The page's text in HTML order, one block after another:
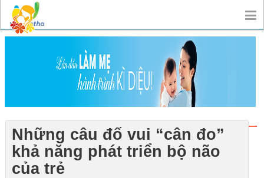
Những câu đố vui “cân đo”
khả năng phát triển bộ não
của trẻ